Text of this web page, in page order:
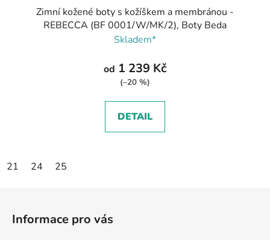
Zimní kožené boty s kožíškem a membránou -
REBECCA (BF 0001/W/MK/2), Boty Beda
Skladem*
od 1 239 Kč
(–20 %)
DETAIL
21 24 25
Informace pro vás